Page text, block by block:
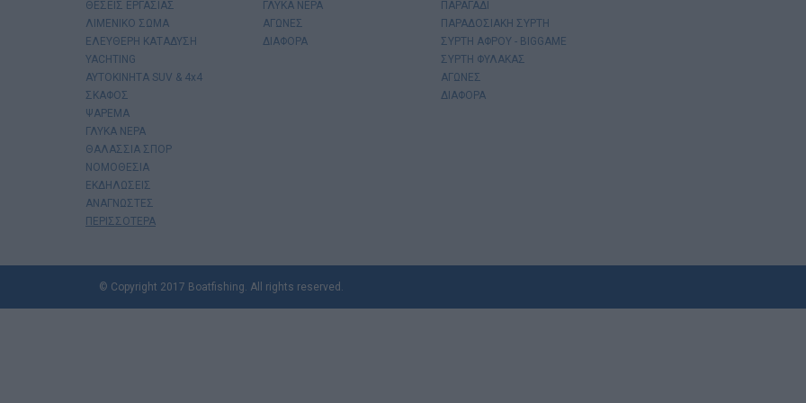
ΘΕΣΕΙΣ ΕΡΓΑΣΙΑΣ
ΛΙΜΕΝΙΚΟ ΣΩΜΑ
ΕΛΕΥΘΕΡΗ ΚΑΤΑΔΥΣΗ
YACHTING
AYTOKINHTA SUV & 4x4
ΣΚΑΦΟΣ
ΨΑΡΕΜΑ
ΓΛΥΚΑ ΝΕΡΑ
ΘΑΛΑΣΣΙΑ ΣΠΟΡ
ΝΟΜΟΘΕΣΙΑ
ΕΚΔΗΛΩΣΕΙΣ
ΑΝΑΓΝΩΣΤΕΣ
ΠΕΡΙΣΣΟΤΕΡΑ
ΓΛΥΚΑ ΝΕΡΑ
ΑΓΩΝΕΣ
ΔΙΑΦΟΡΑ
ΠΑΡΑΓΑΔΙ
ΠΑΡΑΔΟΣΙΑΚΗ ΣΥΡΤΗ
ΣΥΡΤΗ ΑΦΡΟΥ - BIGGAME
ΣΥΡΤΗ ΦΥΛΑΚΑΣ
ΑΓΩΝΕΣ
ΔΙΑΦΟΡΑ
© Copyright 2017 Boatfishing. All rights reserved.